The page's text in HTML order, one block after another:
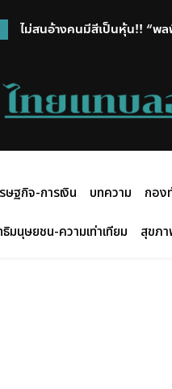
ไม่สนอ้างคนมีสีเป็นหุ้น!! “พล
ษฐกิจ-การเงิน บทความ กอง
มนุษยชน-ความเท่าเทียม สุขภ